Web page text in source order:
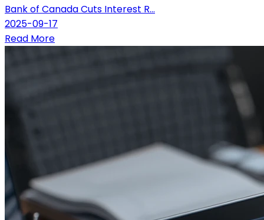
Bank of Canada Cuts Interest R...
2025-09-17
Read More